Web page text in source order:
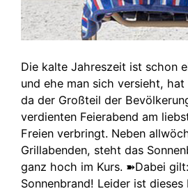
Die kalte Jahreszeit ist schon
und ehe man sich versieht,
da der Großteil der
verdienten Feierabend am
Freien verbringt. Neben
Grillabenden, steht das
ganz hoch im Kurs. ➽Dabei
Sonnenbrand! Leider ist dieses